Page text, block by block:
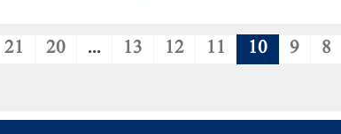
8
9
10
11
12
13
...
20
21